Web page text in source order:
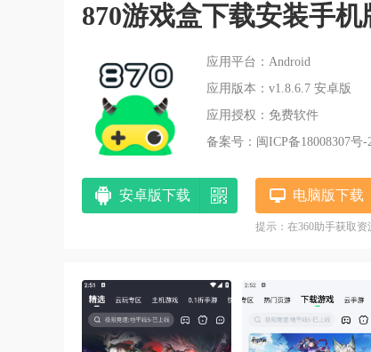
870游戏盒下载安装手机
应用平台：Android
应用版本：v1.8.6.7 安卓版
应用授权：免费软件
备案号：闽ICP备18008307号-
安卓版下载 电脑版下载
提示：在360助手获取资